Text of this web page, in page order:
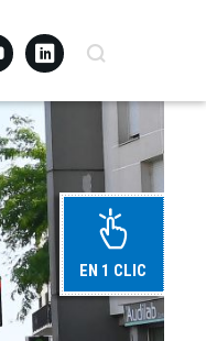
LinkedinRecherche
EN 1 CLIC